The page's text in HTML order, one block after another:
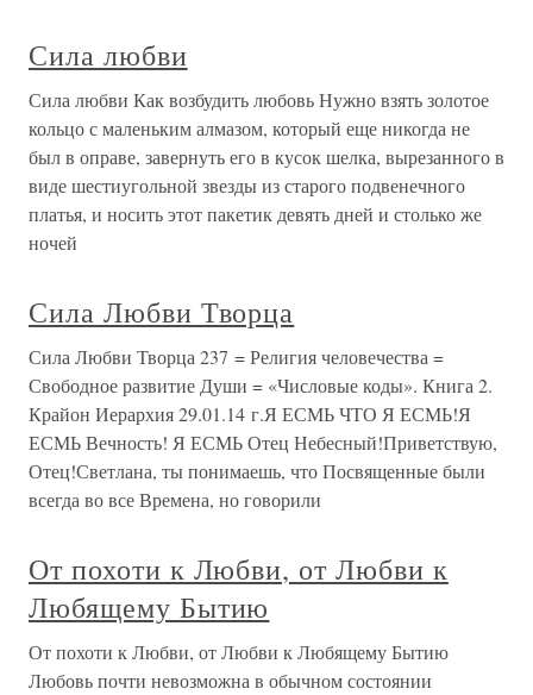
Сила любви
Сила любви Как возбудить любовь Нужно взять золотое
кольцо с маленьким алмазом, который еще никогда не
был в оправе, завернуть его в кусок шелка, вырезанного в
виде шестиугольной звезды из старого подвенечного
платья, и носить этот пакетик девять дней и столько же
ночей
Сила Любви Творца
Сила Любви Творца 237 = Религия человечества =
Свободное развитие Души = «Числовые коды». Книга 2.
Крайон Иерархия 29.01.14 г.Я ЕСМЬ ЧТО Я ЕСМЬ!Я
ЕСМЬ Вечность! Я ЕСМЬ Отец Небесный!Приветствую,
Отец!Светлана, ты понимаешь, что Посвященные были
всегда во все Времена, но говорили
От похоти к Любви, от Любви к
Любящему Бытию
От похоти к Любви, от Любви к Любящему Бытию
Любовь почти невозможна в обычном состоянии